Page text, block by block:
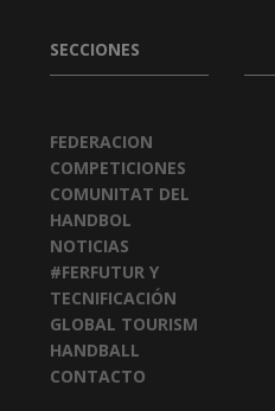
SECCIONES
FEDERACION
COMPETICIONES
COMUNITAT DEL
HANDBOL
NOTICIAS
#FERFUTUR Y
TECNIFICACIÓN
GLOBAL TOURISM
HANDBALL
CONTACTO